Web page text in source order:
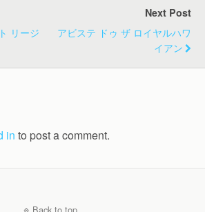
リージ
Next Post
アビステ ドゥ ザ ロイヤルハワ
イアン
in to post a comment.